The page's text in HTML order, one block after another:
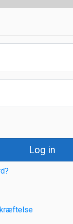
Log in